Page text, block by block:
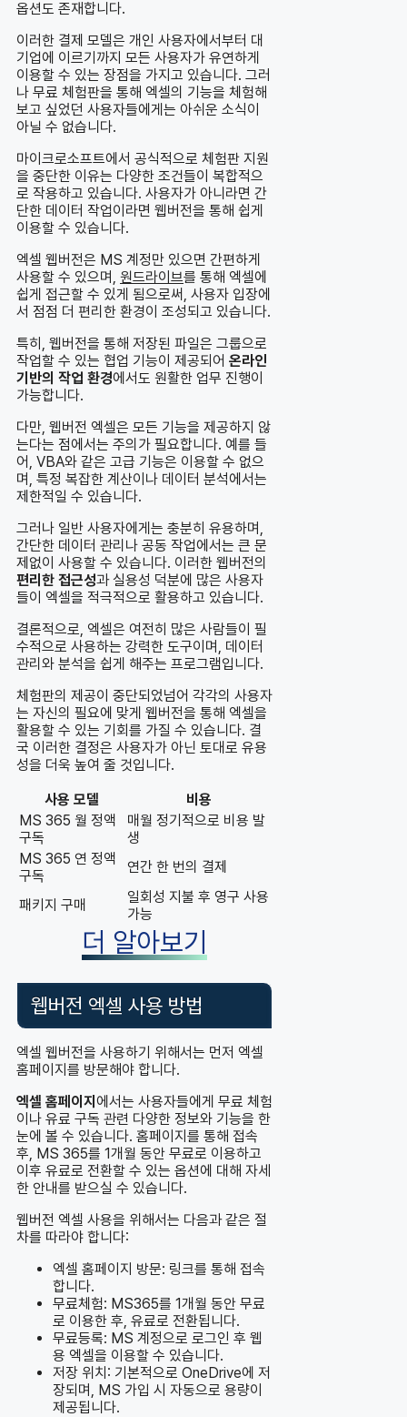
옵션도 존재합니다.
이러한 결제 모델은 개인 사용자에서부터 대
기업에 이르기까지 모든 사용자가 유연하게
이용할 수 있는 장점을 가지고 있습니다. 그러
나 무료 체험판을 통해 엑셀의 기능을 체험해
보고 싶었던 사용자들에게는 아쉬운 소식이
아닐 수 없습니다.
마이크로소프트에서 공식적으로 체험판 지원
을 중단한 이유는 다양한 조건들이 복합적으
로 작용하고 있습니다. 사용자가 아니라면 간
단한 데이터 작업이라면 웹버전을 통해 쉽게
이용할 수 있습니다.
엑셀 웹버전은 MS 계정만 있으면 간편하게
사용할 수 있으며, 원드라이브를 통해 엑셀에
쉽게 접근할 수 있게 됨으로써, 사용자 입장에
서 점점 더 편리한 환경이 조성되고 있습니다.
특히, 웹버전을 통해 저장된 파일은 그룹으로
작업할 수 있는 협업 기능이 제공되어 온라인
기반의 작업 환경에서도 원활한 업무 진행이
가능합니다.
다만, 웹버전 엑셀은 모든 기능을 제공하지 않
는다는 점에서는 주의가 필요합니다. 예를 들
어, VBA와 같은 고급 기능은 이용할 수 없으
며, 특정 복잡한 계산이나 데이터 분석에서는
제한적일 수 있습니다.
그러나 일반 사용자에게는 충분히 유용하며,
간단한 데이터 관리나 공동 작업에서는 큰 문
제없이 사용할 수 있습니다. 이러한 웹버전의
편리한 접근성과 실용성 덕분에 많은 사용자
들이 엑셀을 적극적으로 활용하고 있습니다.
결론적으로, 엑셀은 여전히 많은 사람들이 필
수적으로 사용하는 강력한 도구이며, 데이터
관리와 분석을 쉽게 해주는 프로그램입니다.
체험판의 제공이 중단되었넘어 각각의 사용자
는 자신의 필요에 맞게 웹버전을 통해 엑셀을
활용할 수 있는 기회를 가질 수 있습니다. 결
국 이러한 결정은 사용자가 아닌 토대로 유용
성을 더욱 높여 줄 것입니다.
사용 모델
비용
MS 365 월 정액
구독
매월 정기적으로 비용 발
생
MS 365 연 정액
구독
연간 한 번의 결제
패키지 구매
일회성 지불 후 영구 사용
가능
더 알아보기
웹버전 엑셀 사용 방법
엑셀 웹버전을 사용하기 위해서는 먼저 엑셀
홈페이지를 방문해야 합니다.
엑셀 홈페이지 에서는 사용자들에게 무료 체험
이나 유료 구독 관련 다양한 정보와 기능을 한
눈에 볼 수 있습니다. 홈페이지를 통해 접속
후, MS 365를 1개월 동안 무료로 이용하고
이후 유료로 전환할 수 있는 옵션에 대해 자세
한 안내를 받으실 수 있습니다.
웹버전 엑셀 사용을 위해서는 다음과 같은 절
차를 따라야 합니다:
엑셀 홈페이지 방문: 링크를 통해 접속
합니다.
무료체험: MS365를 1개월 동안 무료
로 이용한 후, 유료로 전환됩니다.
무료등록: MS 계정으로 로그인 후 웹
용 엑셀을 이용할 수 있습니다.
저장 위치: 기본적으로 OneDrive에 저
장되며, MS 가입 시 자동으로 용량이
제공됩니다.